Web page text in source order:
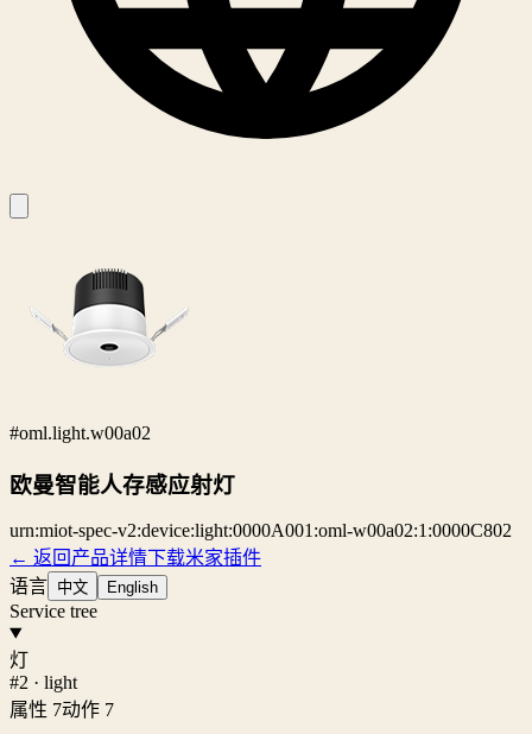
#oml.light.w00a02
欧曼智能人存感应射灯
urn:miot-spec-v2:device:light:0000A001:oml-w00a02:1:0000C802
← 返回产品详情下载米家插件
语言 中文 English
Service tree
灯
#2 · light
属性 7动作 7